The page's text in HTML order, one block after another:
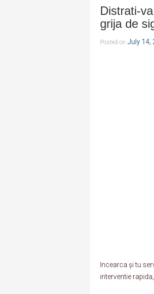
Distrati-
grija de
Posted on July 14,
Incearca și tu
interventie